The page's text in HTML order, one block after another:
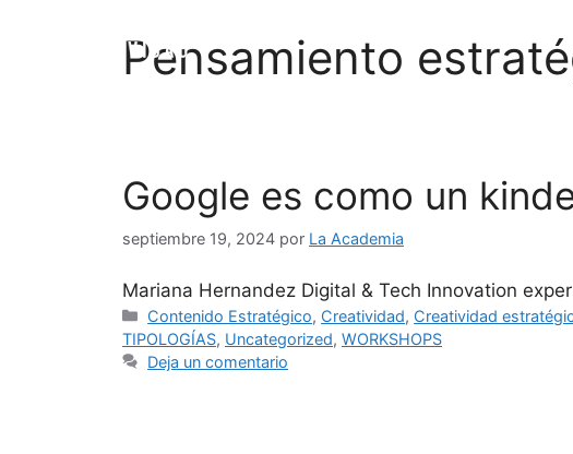
Pensamiento
Google es como un
septiembre 19, 2024 por La Academia
Mariana Hernandez Digital & Tech Innovation
Contenido Estratégico, Creatividad, Creatividad
TIPOLOGÍAS, Uncategorized, WORKSHOPS
Deja un comentario